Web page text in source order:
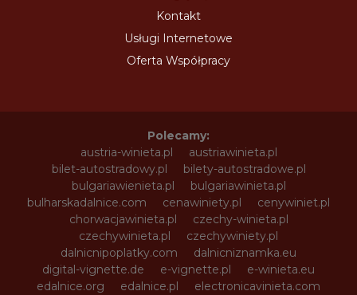
Kontakt
Usługi Internetowe
Oferta Współpracy
Polecamy:
austria-winieta.pl
austriawinieta.pl
bilet-autostradowy.pl
bilety-autostradowe.pl
bulgariawienieta.pl
bulgariawinieta.pl
bulharskadalnice.com
cenawiniety.pl
cenywiniet.pl
chorwacjawinieta.pl
czechy-winieta.pl
czechywinieta.pl
czechywiniety.pl
dalnicnipoplatky.com
dalnicniznamka.eu
digital-vignette.de
e-vignette.pl
e-winieta.eu
edalnice.org
edalnice.pl
electronicavinieta.com